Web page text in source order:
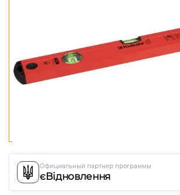
Официальный партнер программы
єВідновлення